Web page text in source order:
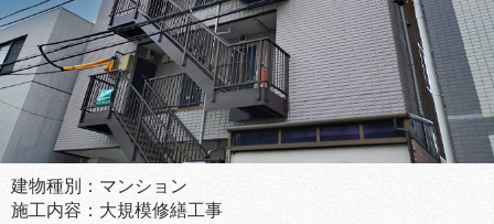
建物種別：マンション
施工内容：大規模修繕工事